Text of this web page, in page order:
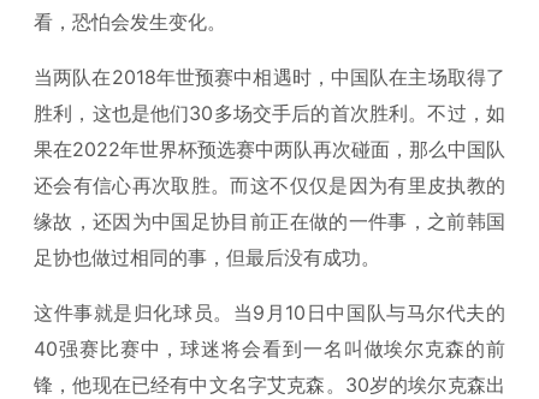
看，恐怕会发生变化。
当两队在2018年世预赛中相遇时，中国队在主场取得了
胜利，这也是他们30多场交手后的首次胜利。不过，如
果在2022年世界杯预选赛中两队再次碰面，那么中国队
还会有信心再次取胜。而这不仅仅是因为有里皮执教的
缘故，还因为中国足协目前正在做的一件事，之前韩国
足协也做过相同的事，但最后没有成功。
这件事就是归化球员。当9月10日中国队与马尔代夫的
40强赛比赛中，球迷将会看到一名叫做埃尔克森的前
锋，他现在已经有中文名字艾克森。30岁的埃尔克森出